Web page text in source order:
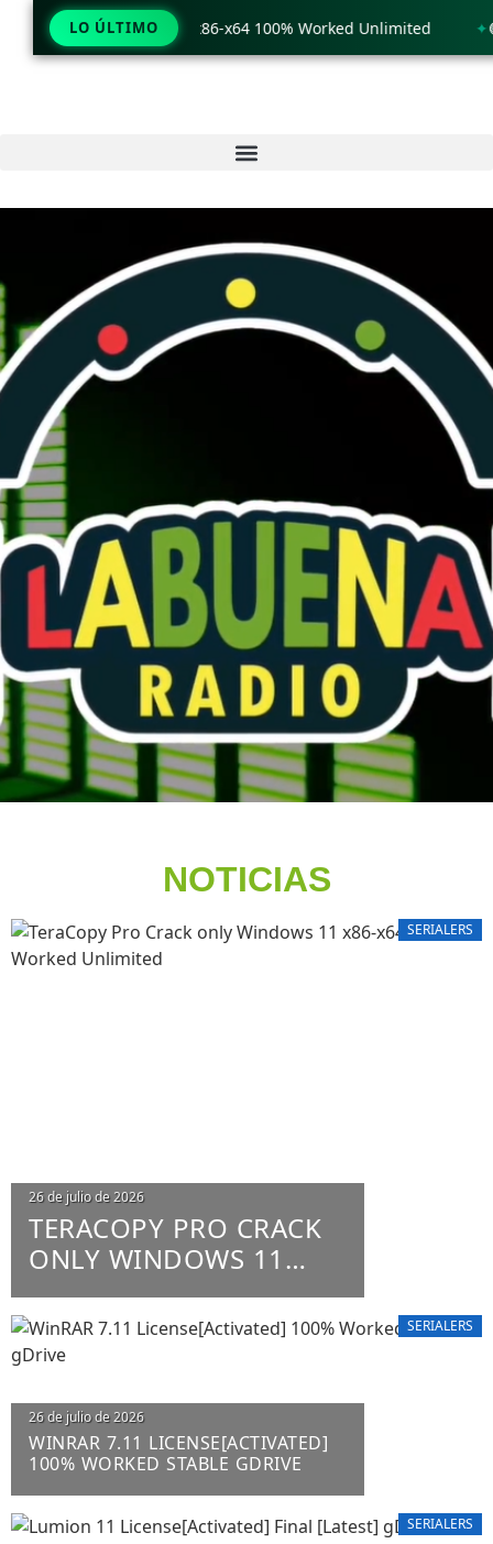
NOTICIAS
SERIALERS
26 de julio de 2026
TERACOPY PRO CRACK
ONLY WINDOWS 11
X86-X64 100% WORKED
UNLIMITED
SERIALERS
26 de julio de 2026
WINRAR 7.11 LICENSE[ACTIVATED]
100% WORKED STABLE GDRIVE
SERIALERS
LO ÚLTIMO
Windows 11 x86-x64 100% Worked Unlimited 🟢